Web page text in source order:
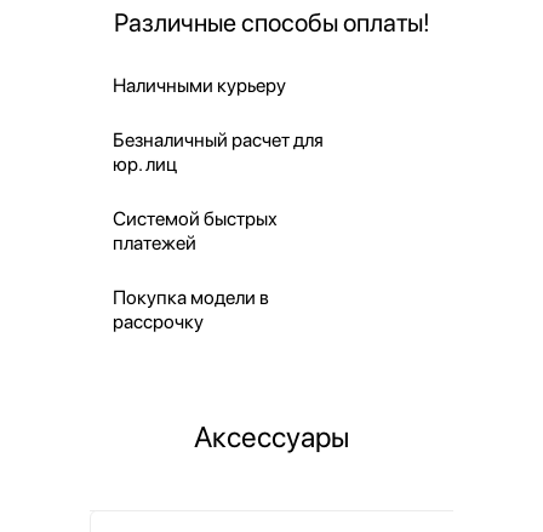
Различные способы оплаты!
Наличными курьеру
Безналичный расчет для
юр. лиц
Системой быстрых
платежей
Покупка модели в
рассрочку
Аксессуары